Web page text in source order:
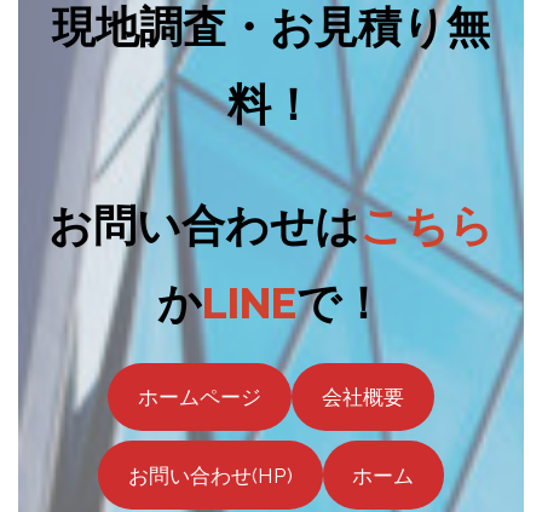
現地調査・お見積り無
料！
お問い合わせはこちら
かLINEで！
ホームページ 会社概要
お問い合わせ(HP) ホーム